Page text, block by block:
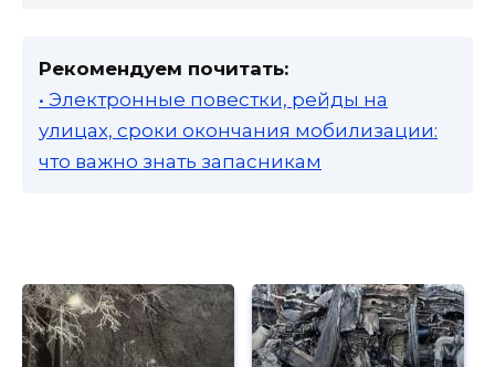
Рекомендуем почитать:
• Электронные повестки, рейды на
улицах, сроки окончания мобилизации:
что важно знать запасникам